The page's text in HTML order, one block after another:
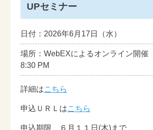
UPセミナー
日付：2026年6月17日（水）
場所：WebEXによるオンライン開催
8:30 PM
詳細はこちら
申込ＵＲＬはこちら
申込期限 ６月１１日(木)まで